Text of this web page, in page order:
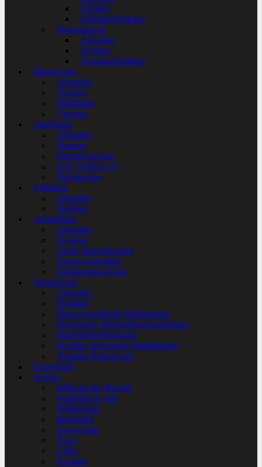
Termine
Vorstand/Obleute
Wesermarsch
Aktuelles
Termine
Vorstand/Obleute
Bläsercorps
Aktuelles
Termine
Mitglieder
Chronik
Jagdhunde
Aktuelles
Termine
Prüfungswesen
JGV Verden e.V.
Nachsuchen
Schießen
Aktuelles
Termine
Ausbildung
Aktuelles
Termine
Unser Jägerlehrgang
Unsere Ausbilder
Erfahrungsberichte
Naturschutz
Aktuelles
Spenden
Biotopschaffende Maßnahmen
Hegerische Flächenbewirtschaftung
Beutegreiferbejagung
Sonstige hegerische Maßnahmen
Termine Naturschutz
Kitzrettung
Service
Wild aus der Region
Waldfleisch App
Wildrezepte
Infomobil
Downloads
Fotos
Links
Kontakt